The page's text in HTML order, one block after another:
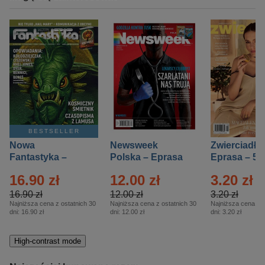
BESTSELLER
Nowa
Fantastyka –
16.90 zł
16.90 zł
Najniższa cena z ostatnich 30
dni: 16.90 zł
Newsweek
Polska – Eprasa
12.00 zł
12.00 zł
Najniższa cena z ostatnich 30
dni: 12.00 zł
Zwierciadło
Eprasa – 5/
3.20 zł
3.20 zł
Najniższa cena z
dni: 3.20 zł
High-contrast mode